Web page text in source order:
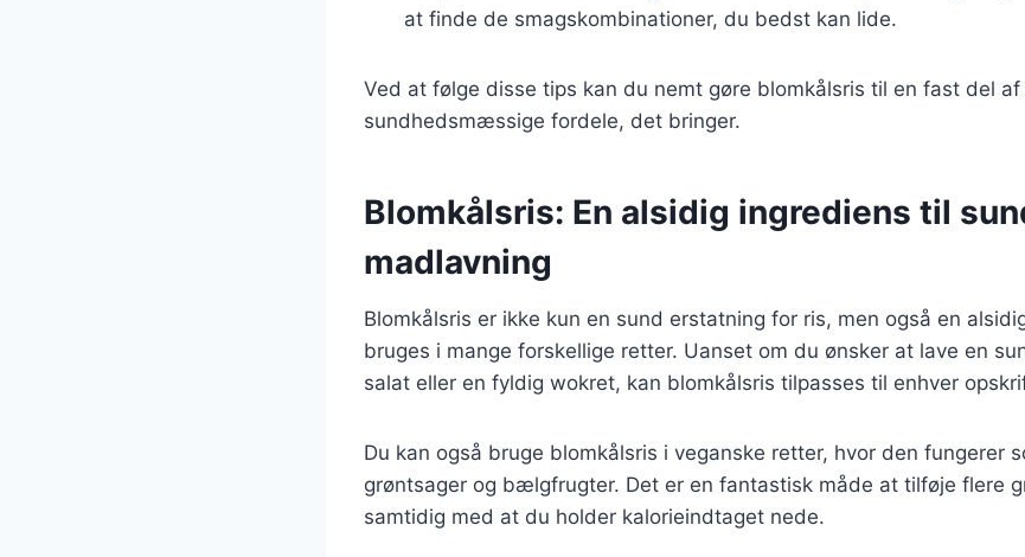
at finde de smagskombinationer, du bedst kan lide.
Ved at følge disse tips kan du nemt gøre blomkålsris til en fast del
sundhedsmæssige fordele, det bringer.
Blomkålsris: En alsidig ingrediens til
madlavning
Blomkålsris er ikke kun en sund erstatning for ris, men også en
bruges i mange forskellige retter. Uanset om du ønsker at lave en
salat eller en fyldig wokret, kan blomkålsris tilpasses til enhver
Du kan også bruge blomkålsris i veganske retter, hvor den fungerer
grøntsager og bælgfrugter. Det er en fantastisk måde at tilføje flere
samtidig med at du holder kalorieindtaget nede.